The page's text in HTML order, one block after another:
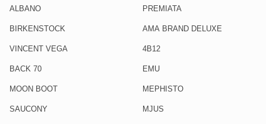
ALBANO
BIRKENSTOCK
VINCENT VEGA
BACK 70
MOON BOOT
SAUCONY
PREMIATA
AMA BRAND DELUXE
4B12
EMU
MEPHISTO
MJUS